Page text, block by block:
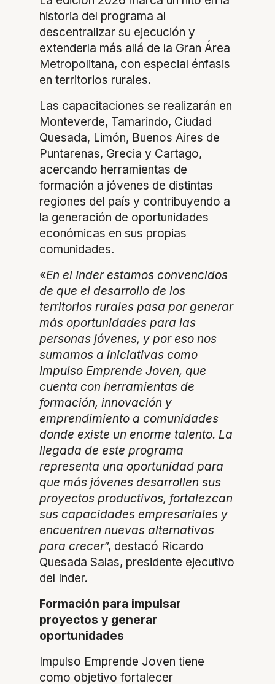
historia del programa al
descentralizar su ejecución y
extenderla más allá de la Gran Área
Metropolitana, con especial énfasis
en territorios rurales.
Las capacitaciones se realizarán en
Monteverde, Tamarindo, Ciudad
Quesada, Limón, Buenos Aires de
Puntarenas, Grecia y Cartago,
acercando herramientas de
formación a jóvenes de distintas
regiones del país y contribuyendo a
la generación de oportunidades
económicas en sus propias
comunidades.
«En el Inder estamos convencidos
de que el desarrollo de los
territorios rurales pasa por generar
más oportunidades para las
personas jóvenes, y por eso nos
sumamos a iniciativas como
Impulso Emprende Joven, que
cuenta con herramientas de
formación, innovación y
emprendimiento a comunidades
donde existe un enorme talento. La
llegada de este programa
representa una oportunidad para
que más jóvenes desarrollen sus
proyectos productivos, fortalezcan
sus capacidades empresariales y
encuentren nuevas alternativas
para crecer”, destacó Ricardo
Quesada Salas, presidente ejecutivo
del Inder.
Formación para impulsar
proyectos y generar
oportunidades
Impulso Emprende Joven tiene
como objetivo fortalecer